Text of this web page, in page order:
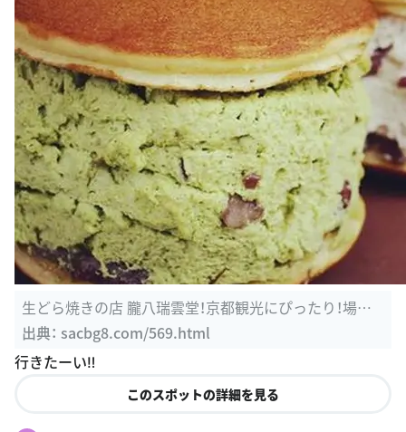
生どら焼きの店 朧八瑞雲堂！京都観光にぴったり！場所
や値段、味の ...
出典： sacbg8.com/569.html
行きたーい‼︎
このスポットの詳細を見る